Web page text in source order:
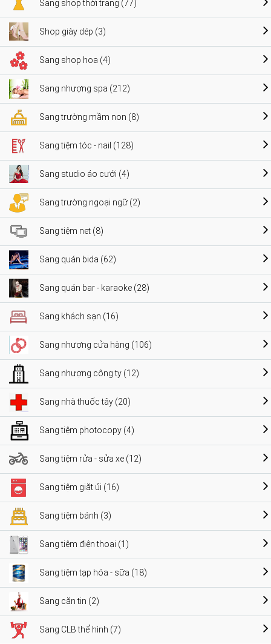
Sang shop thời trang (77)
Shop giày dép (3)
Sang shop hoa (4)
Sang nhượng spa (212)
Sang trường mầm non (8)
Sang tiệm tóc - nail (128)
Sang studio áo cưới (4)
Sang trường ngoại ngữ (2)
Sang tiệm net (8)
Sang quán bida (62)
Sang quán bar - karaoke (28)
Sang khách sạn (16)
Sang nhượng cửa hàng (106)
Sang nhượng công ty (12)
Sang nhà thuốc tây (20)
Sang tiệm photocopy (4)
Sang tiệm rửa - sửa xe (12)
Sang tiệm giặt ủi (16)
Sang tiệm bánh (3)
Sang tiệm điện thoại (1)
Sang tiệm tạp hóa - sữa (18)
Sang căn tin (2)
Sang CLB thể hình (7)